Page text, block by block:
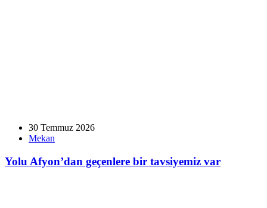
30 Temmuz 2026
Mekan
Yolu Afyon’dan geçenlere bir tavsiyemiz var